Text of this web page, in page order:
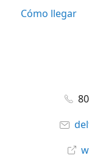
Cómo llegar